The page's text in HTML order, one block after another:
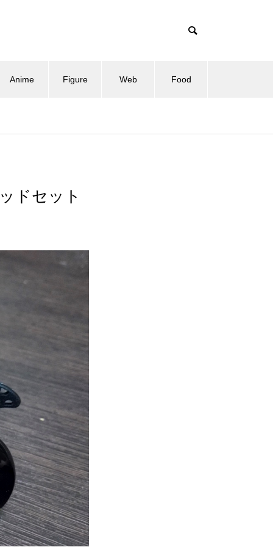
Anime Figure Web Food
ドセット